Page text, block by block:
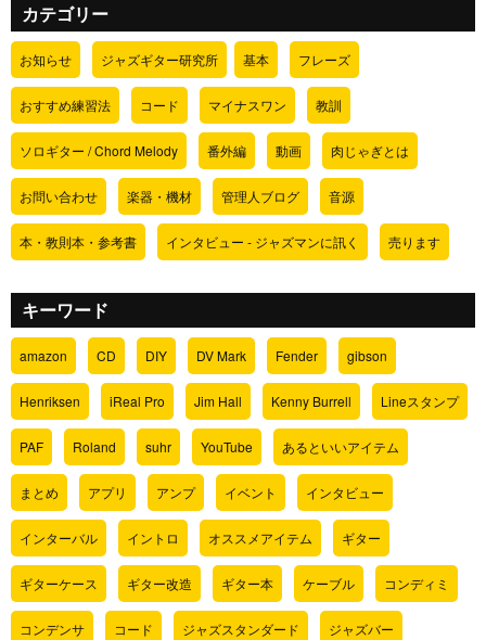
カテゴリー
お知らせ ジャズギター研究所 基本 フレーズ
おすすめ練習法 コード マイナスワン 教訓
ソロギター / Chord Melody 番外編 動画 肉じゃぎとは
お問い合わせ 楽器・機材 管理人ブログ 音源
本・教則本・参考書 インタビュー - ジャズマンに訊く 売ります
キーワード
amazon CD DIY DV Mark Fender gibson
Henriksen iReal Pro Jim Hall Kenny Burrell Lineスタンプ
PAF Roland suhr YouTube あるといいアイテム
まとめ アプリ アンプ イベント インタビュー
インターバル イントロ オススメアイテム ギター
ギターケース ギター改造 ギター本 ケーブル コンディミ
コンデンサ コード ジャズスタンダード ジャズバー